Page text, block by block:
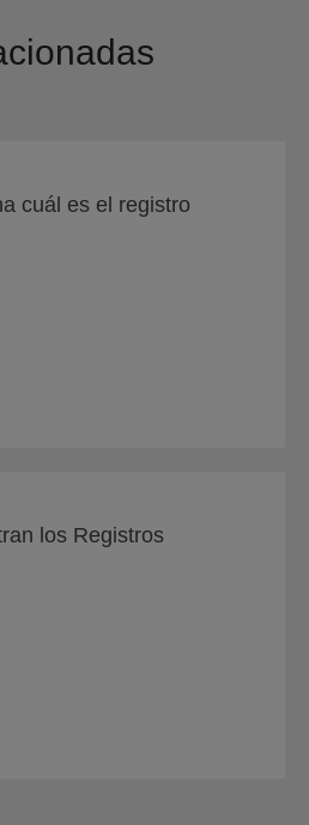
cuál es el registro
los Registros